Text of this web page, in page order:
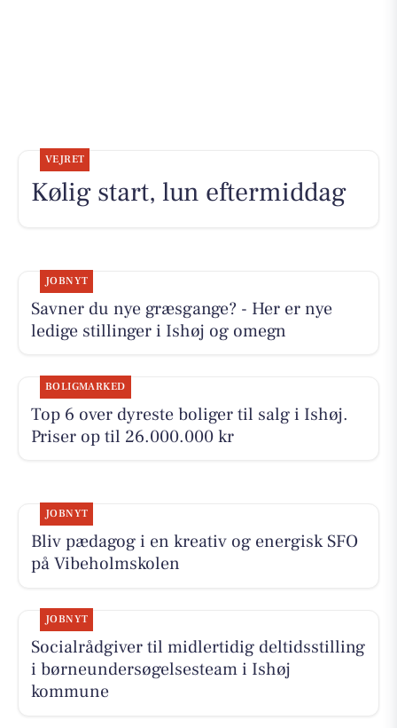
VEJRET
Kølig start, lun eftermiddag
JOBNYT
Savner du nye græsgange? - Her er nye
ledige stillinger i Ishøj og omegn
BOLIGMARKED
Top 6 over dyreste boliger til salg i Ishøj.
Priser op til 26.000.000 kr
JOBNYT
Bliv pædagog i en kreativ og energisk SFO
på Vibeholmskolen
JOBNYT
Socialrådgiver til midlertidig deltidsstilling
i børneundersøgelsesteam i Ishøj
kommune